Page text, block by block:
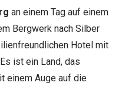
an einem Tag auf einem
Bergwerk nach Silber
Hotel mit
ist ein Land, das
einem Auge auf die